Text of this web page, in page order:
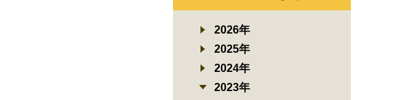
2026年
2025年
2024年
2023年